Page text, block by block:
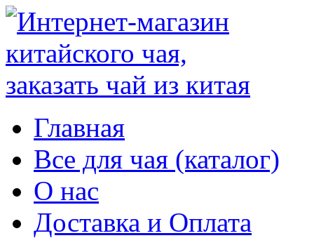
Главная
Все для чая (каталог)
О нас
Доставка и Оплата